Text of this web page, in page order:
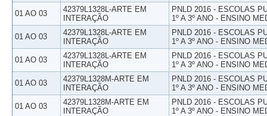
01 AO 03
42379L1328L-ARTE EM
INTERAÇÃO
PNLD 2016 - ESCOLAS
1º A 3º ANO - ENSINO
01 AO 03
42379L1328L-ARTE EM
INTERAÇÃO
PNLD 2016 - ESCOLAS
1º A 3º ANO - ENSINO
01 AO 03
42379L1328L-ARTE EM
INTERAÇÃO
PNLD 2016 - ESCOLAS
1º A 3º ANO - ENSINO
01 AO 03
42379L1328M-ARTE EM
INTERAÇÃO
PNLD 2016 - ESCOLAS
1º A 3º ANO - ENSINO
01 AO 03
42379L1328M-ARTE EM
INTERAÇÃO
PNLD 2016 - ESCOLAS
1º A 3º ANO - ENSINO